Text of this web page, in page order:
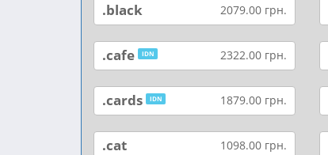
.black 2079.00 грн.
.cafe IDN 2322.00 грн.
.cards IDN 1879.00 грн.
.cat 1098.00 грн.